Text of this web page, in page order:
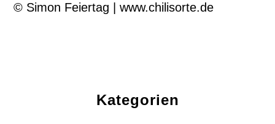
© Simon Feiertag | www.chilisorte.de
Kategorien